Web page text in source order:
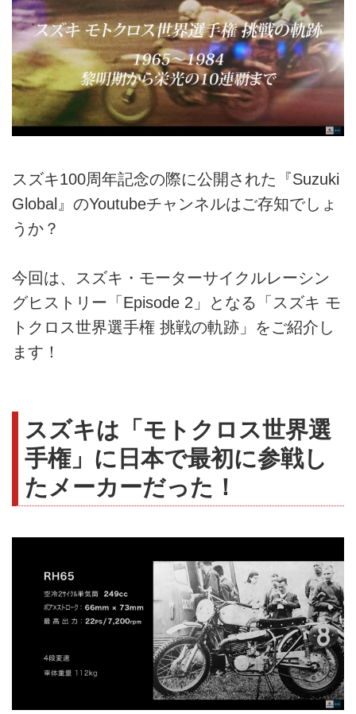
スズキ100周年記念の際に公開された『Suzuki
Global』のYoutubeチャンネルはご存知でしょ
うか？
今回は、スズキ・モーターサイクルレーシン
グヒストリー「Episode 2」となる「スズキ モ
トクロス世界選手権 挑戦の軌跡」をご紹介し
ます！
スズキは「モトクロス世界選
手権」に日本で最初に参戦し
たメーカーだった！